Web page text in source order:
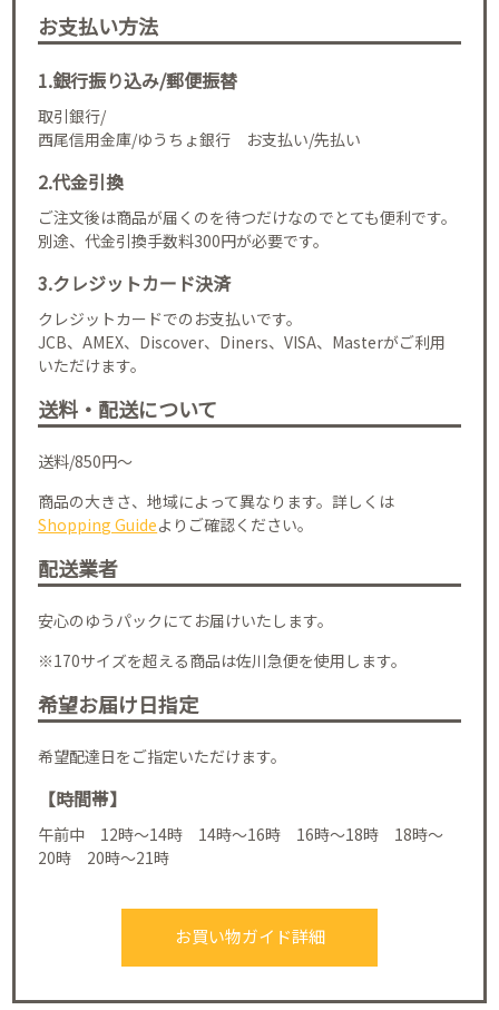
お支払い方法
1.銀行振り込み/郵便振替
取引銀行/
西尾信用金庫/ゆうちょ銀行 お支払い/先払い
2.代金引換
ご注文後は商品が届くのを待つだけなのでとても便利です。
別途、代金引換手数料300円が必要です。
3.クレジットカード決済
クレジットカードでのお支払いです。
JCB、AMEX、Discover、Diners、VISA、Masterがご利用
いただけます。
送料・配送について
送料/850円～
商品の大きさ、地域によって異なります。詳しくは
Shopping Guideよりご確認ください。
配送業者
安心のゆうパックにてお届けいたします。
※170サイズを超える商品は佐川急便を使用します。
希望お届け日指定
希望配達日をご指定いただけます。
【時間帯】
午前中 12時～14時 14時～16時 16時～18時 18時～
20時 20時～21時
お買い物ガイド詳細